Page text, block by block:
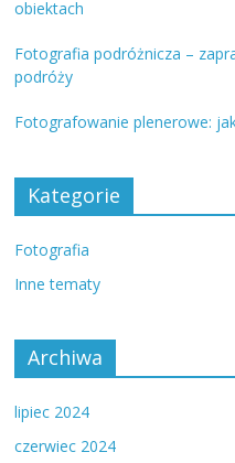
obiektach
Fotografia podróżnicza –
podróży
Fotografowanie plenerowe:
Kategorie
Fotografia
Inne tematy
Archiwa
lipiec 2024
czerwiec 2024